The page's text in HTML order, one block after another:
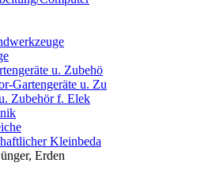
u. Zubehö
Gartengeräte u. Zu
Zubehör f. Elek
Kleinbeda
Erden